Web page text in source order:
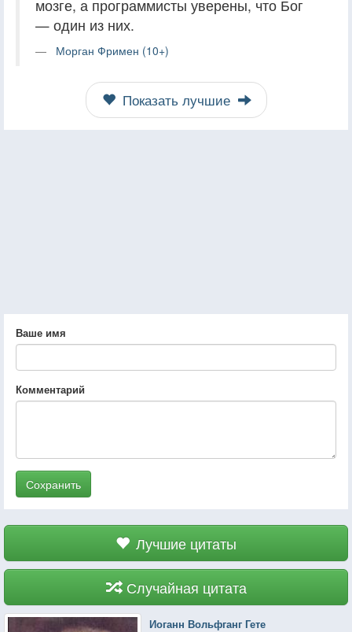
мозге, а программисты уверены, что Бог
— один из них.
Морган Фримен (10+)
Показать лучшие
Ваше имя
Комментарий
Сохранить
Лучшие цитаты
Случайная цитата
Иоганн Вольфганг Гете